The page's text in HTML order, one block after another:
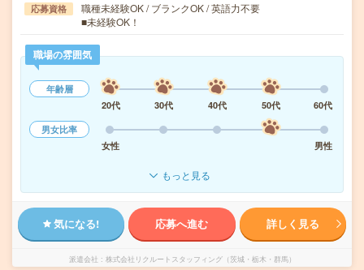
応募資格
職種未経験OK / ブランクOK / 英語力不要
■未経験OK！
職場の雰囲気
年齢層
20代
30代 40代 50代
60代
男女比率
女性
男性
もっと見る
気になる! 応募へ進む 詳しく見る
派遣会社 株式会社リクルートスタッフィング（茨城・栃木・群馬）